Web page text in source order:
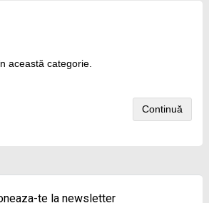
această categorie.
Continuă
te la newsletter